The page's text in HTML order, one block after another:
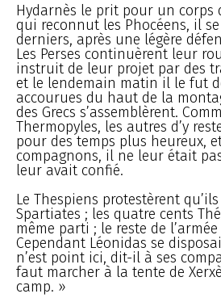
Hydarnès le prit pour un corps
qui reconnut les Phocéens, il
derniers, après une légère
Les Perses continuèrent leur
instruit de leur projet par des
et le lendemain matin il le fut
accourues du haut de la
des Grecs s’assemblèrent.
Thermopyles, les autres d’y
pour des temps plus heureux,
compagnons, il ne leur était
leur avait confié.
Le Thespiens protestèrent
Spartiates ; les quatre cents
même parti ; le reste de
Cependant Léonidas se
n’est point ici, dit-il à ses
faut marcher à la tente de
camp. »